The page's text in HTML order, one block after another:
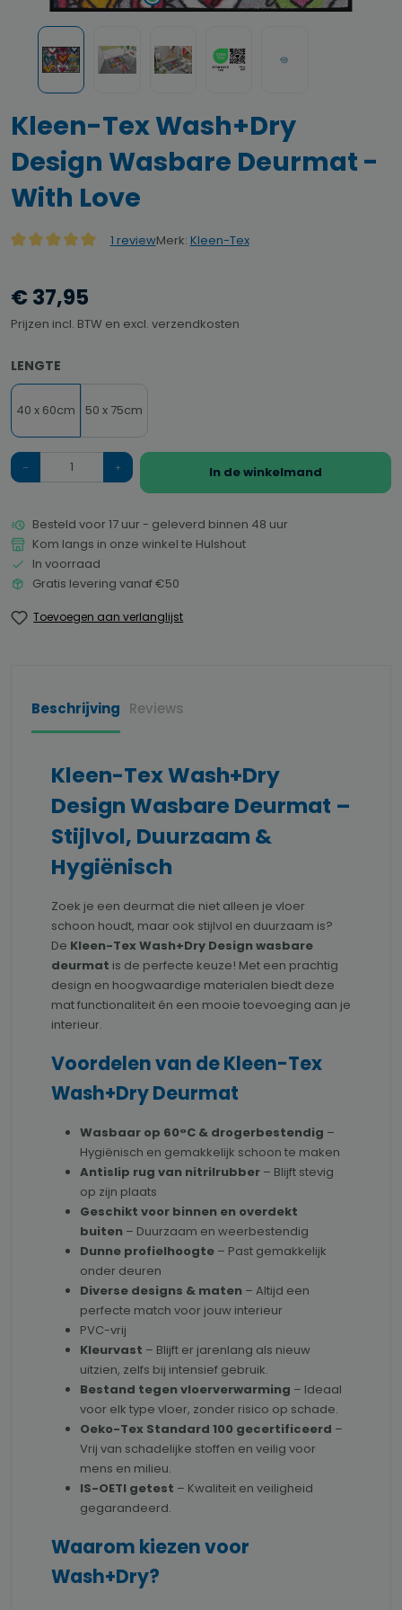
Kleen-Tex Wash+Dry
Design Wasbare Deurmat -
With Love
1 reviewMerk: Kleen-Tex
€ 37,95
Prijzen incl. BTW en excl. verzendkosten
SELECTEER
LENGTE
40 x 60cm 50 x 75cm
Hoeveelheid
In de winkelmand
Besteld voor 17 uur - geleverd binnen 48 uur
Kom langs in onze winkel te Hulshout
In voorraad
Gratis levering vanaf €50
Toevoegen aan verlanglijst
Beschrijving Reviews
Kleen-Tex Wash+Dry
Design Wasbare Deurmat –
Stijlvol, Duurzaam &
Hygiënisch
Zoek je een deurmat die niet alleen je vloer
schoon houdt, maar ook stijlvol en duurzaam is?
De Kleen-Tex Wash+Dry Design wasbare
deurmat is de perfecte keuze! Met een prachtig
design en hoogwaardige materialen biedt deze
mat functionaliteit én een mooie toevoeging aan je
interieur.
Voordelen van de Kleen-Tex
Wash+Dry Deurmat
Wasbaar op 60°C & drogerbestendig –
Hygiënisch en gemakkelijk schoon te maken
Antislip rug van nitrilrubber – Blijft stevig
op zijn plaats
Geschikt voor binnen en overdekt
buiten – Duurzaam en weerbestendig
Dunne profielhoogte – Past gemakkelijk
onder deuren
Diverse designs & maten – Altijd een
perfecte match voor jouw interieur
PVC-vrij
Kleurvast – Blijft er jarenlang als nieuw
uitzien, zelfs bij intensief gebruik.
Bestand tegen vloerverwarming – Ideaal
voor elk type vloer, zonder risico op schade.
Oeko-Tex Standard 100 gecertificeerd –
Vrij van schadelijke stoffen en veilig voor
mens en milieu.
IS-OETI getest – Kwaliteit en veiligheid
gegarandeerd.
Waarom kiezen voor
Wash+Dry?